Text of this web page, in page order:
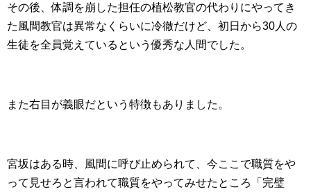
その後、体調を崩した担任の植松教官の代わりにやってき
た風間教官は異常なくらいに冷徹だけど、初日から30人の
生徒を全員覚えているという優秀な人間でした。
また右目が義眼だという特徴もありました。
宮坂はある時、風間に呼び止められて、今ここで職質をや
って見せろと言われて職質をやってみせたところ「完璧